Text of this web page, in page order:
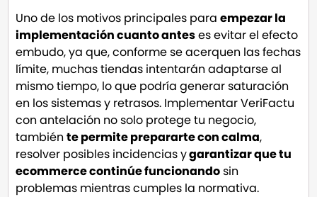
Uno de los motivos principales paraempezar la
implementación cuanto anteses evitar el efecto
embudo, ya que, conforme se acerquen las fechas
límite, muchas tiendas intentarán adaptarse al
mismo tiempo, lo que podría generar saturación
en los sistemas y retrasos. Implementar VeriFactu
con antelación no solo protege tu negocio,
tambiénte permite prepararte con calma,
resolver posibles incidencias ygarantizar que tu
ecommerce continúe funcionandosin
problemas mientras cumples la normativa.